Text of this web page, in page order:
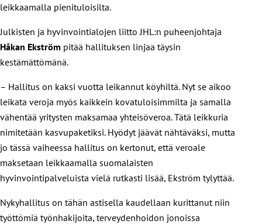
leikkaamalla pienituloisilta.
Julkisten ja hyvinvointialojen liitto JHL:n puheenjohtaja
Håkan Ekström pitää hallituksen linjaa täysin
kestämättömänä.
– Hallitus on kaksi vuotta leikannut köyhiltä. Nyt se aikoo
leikata veroja myös kaikkein kovatuloisimmilta ja samalla
vähentää yritysten maksamaa yhteisöveroa. Tätä leikkuria
nimitetään kasvupaketiksi. Hyödyt jäävät nähtäväksi, mutta
jo tässä vaiheessa hallitus on kertonut, että veroale
maksetaan leikkaamalla suomalaisten
hyvinvointipalveluista vielä rutkasti lisää, Ekström tylyttää.
Nykyhallitus on tähän astisella kaudellaan kurittanut niin
työttömiä työnhakijoita, terveydenhoidon jonoissa